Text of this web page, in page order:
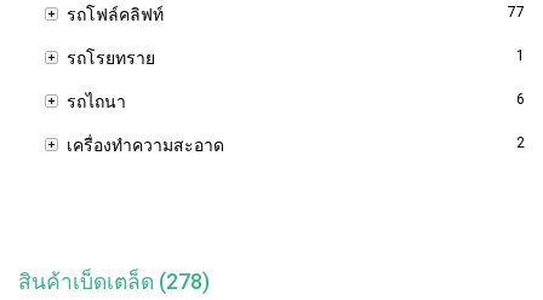
รถโฟล์คลิฟท์ 77
รถโรยทราย 1
รถไถนา 6
เครื่องทำความสะอาด 2
สินค้าเบ็ดเตล็ด (278)